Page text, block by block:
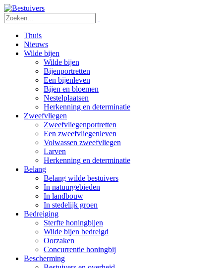
Thuis
Nieuws
Wilde bijen
Wilde bijen
Bijenportretten
Een bijenleven
Bijen en bloemen
Nestelplaatsen
Herkenning en determinatie
Zweefvliegen
Zweefvliegenportretten
Een zweefvliegenleven
Volwassen zweefvliegen
Larven
Herkenning en determinatie
Belang
Belang wilde bestuivers
In natuurgebieden
In landbouw
In stedelijk groen
Bedreiging
Sterfte honingbijen
Wilde bijen bedreigd
Oorzaken
Concurrentie honingbij
Bescherming